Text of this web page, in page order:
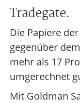
Tradegate.
Die Papiere
gegenüber
mehr als 17
umgerechnet
Mit Goldman